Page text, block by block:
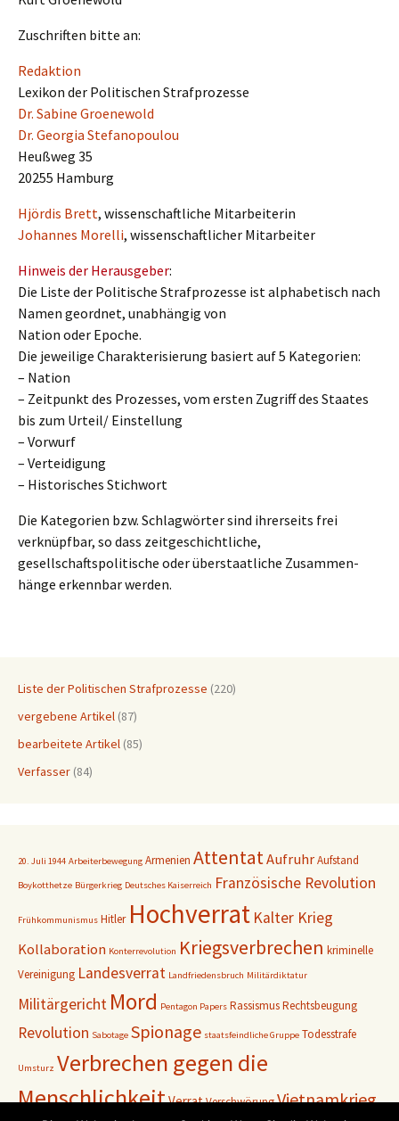
Zuschrif­ten bitte an:
Redak­ti­on
Lexikon der Politi­schen Strafprozesse
Dr. Sabine Groenewold
Dr. Georgia Stefanopoulou
Heußweg 35
20255 Hamburg
Hjördis Brett, wissen­schaft­li­che Mitarbeiterin
Johan­nes Morel­li, wissen­schaft­li­cher Mitarbeiter
Hinweis der Heraus­ge­ber:
Die Liste der Politi­sche Straf­pro­zes­se ist alpha­be­tisch nach
Namen geord­net, unabhän­gig von
Nation oder Epoche.
Die jewei­li­ge Charak­te­ri­sie­rung basiert auf 5 Kategorien:
– Nation
– Zeitpunkt des Prozes­ses, vom ersten Zugriff des Staates
bis zum Urteil/ Einstellung
– Vorwurf
– Verteidigung
– Histo­ri­sches Stichwort
Die Katego­rien bzw. Schlag­wör­ter sind ihrer­seits frei
verknüpf­bar, so dass zeitgeschichtliche,
gesell­schafts­po­li­ti­sche oder überstaat­li­che Zusam­men­
hän­ge erkenn­bar werden.
Liste der Politischen Strafprozesse (220)
vergebene Artikel (87)
bearbeitete Artikel (85)
Verfasser (84)
20. Juli 1944 Arbeiterbewegung Armenien AttentatAufruhrAufstand
Boykotthetze Bürgerkrieg Deutsches Kaiserreich Französische Revolution
Frühkommunismus Hitler Hochverrat Kalter Krieg
Kollaboration Konterrevolution Kriegsverbrechen kriminelle
Vereinigung Landesverrat Landfriedensbruch Militärdiktatur
Militärgericht Mord Pentagon Papers RassismusRechtsbeugung
Revolution Sabotage Spionage staatsfeindliche Gruppe Todesstrafe
Umsturz Verbrechen gegen die
MenschlichkeitVerratVerschwörungVietnamkrieg